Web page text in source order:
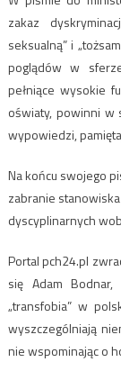
zakaz
seksualną” i
poglądów w
pełniące wysokie
oświaty, powinni w
wypowiedzi,
Na końcu swojego
zabranie
dyscyplinarnych
Portal pch24.pl
się Adam Bodnar,
„transfobia” w
wyszczególniają
nie wspominając o